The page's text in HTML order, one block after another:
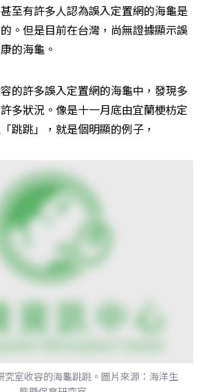
至有許多人認為誤入定置網的海龜是
。但是目前在台灣，尚無證據顯示誤
的海龜。
的許多誤入定置網的海龜中，發現多
多狀況。像是十一月底由宜蘭梗枋定
跳跳」，就是個明顯的例子，
究室收容的海龜跳跳。圖片來源：海洋生